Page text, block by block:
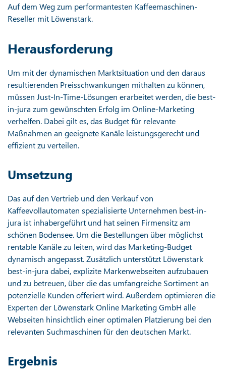
Auf dem Weg zum performantesten Kaffeemaschinen-
Reseller mit Löwenstark.
Herausforderung
Um mit der dynamischen Marktsituation und den daraus
resultierenden Preisschwankungen mithalten zu können,
müssen Just-In-Time-Lösungen erarbeitet werden, die best-
in-jura zum gewünschten Erfolg im Online-Marketing
verhelfen. Dabei gilt es, das Budget für relevante
Maßnahmen an geeignete Kanäle leistungsgerecht und
effizient zu verteilen.
Umsetzung
Das auf den Vertrieb und den Verkauf von
Kaffeevollautomaten spezialisierte Unternehmen best-in-
jura ist inhabergeführt und hat seinen Firmensitz am
schönen Bodensee. Um die Bestellungen über möglichst
rentable Kanäle zu leiten, wird das Marketing-Budget
dynamisch angepasst. Zusätzlich unterstützt Löwenstark
best-in-jura dabei, explizite Markenwebseiten aufzubauen
und zu betreuen, über die das umfangreiche Sortiment an
potenzielle Kunden offeriert wird. Außerdem optimieren die
Experten der Löwenstark Online Marketing GmbH alle
Webseiten hinsichtlich einer optimalen Platzierung bei den
relevanten Suchmaschinen für den deutschen Markt.
Ergebnis